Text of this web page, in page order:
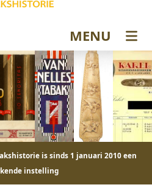
MENU
is sinds 1 januari 2010 een
instelling